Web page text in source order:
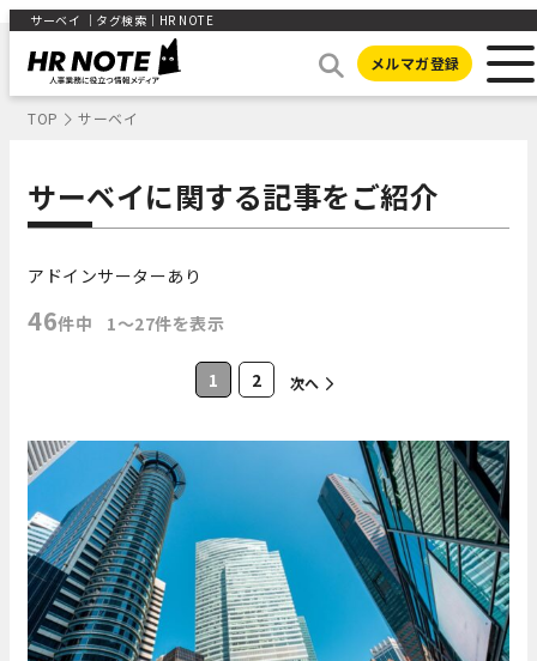
サーベイ ｜タグ検索｜HR NOTE
メルマガ登録
TOP サーベイ
サーベイに関する記事をご紹介
アドインサーターあり
46件中 1〜27件を表示
1 2 次へ